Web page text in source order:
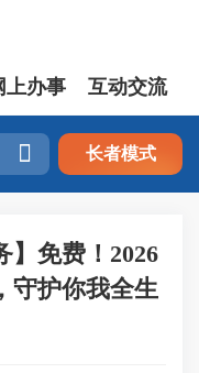
上办事 互动交流
 长者模式
】免费！2026
守护你我全生